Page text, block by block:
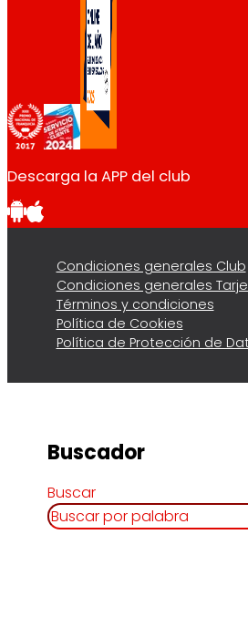
Descarga la APP del club
Condiciones generales Club
Condiciones generales
Términos y condiciones
Política de Cookies
Política de Protección de
Buscador
Buscar